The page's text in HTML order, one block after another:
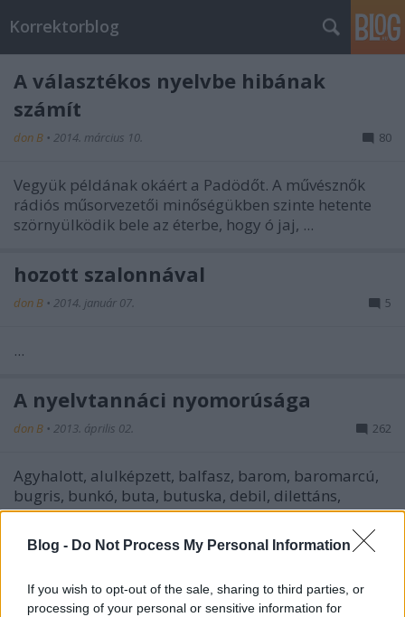
Blog - Do Not Process My Personal Information
If you wish to opt-out of the sale, sharing to third parties, or
processing of your personal or sensitive information for
Korrektorblog
A választékos nyelvbe hibának
számít
don B • 2014. március 10. 80
Vegyük példának okáért a Padödőt. A művésznők
rádiós műsorvezetői minőségükben szinte hetente
szörnyülködik bele az éterbe, hogy ó jaj, ...
hozott szalonnával
don B • 2014. január 07. 5
...
A nyelvtannáci nyomorúsága
don B • 2013. április 02. 262
Agyhalott, alulképzett, balfasz, barom, baromarcú,
bugris, bunkó, buta, butuska, debil, dilettáns,
hülyegyerek, idióta, írni nem tudó, kritikán ...
don B•2012. november 30.